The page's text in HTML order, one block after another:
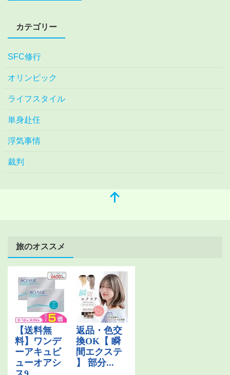
カテゴリー
SFC修行
オリンピック
ライフスタイル
単身赴任
浮気事情
裁判
旅のオススメ